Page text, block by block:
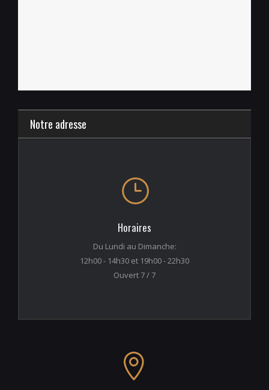
Notre adresse
Horaires
Du Lundi au Dimanche:
12h00 - 14h30 et 19h00 - 22h30
Ouvert 7 / 7